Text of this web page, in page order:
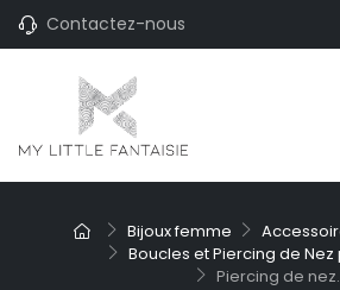
Contactez-nous
Bijoux femme
Boucles et Piercing de
Piercing de